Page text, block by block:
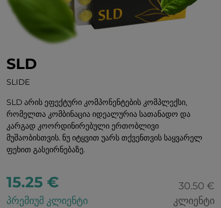
SLD
SLIDE
SLD არის ეფექტური კომპონენტების კომპლექსი,
რომელთა კომბინაცია იდეალურია სათანადო და
კარგად კოორდინირებული ერთობლივი
მუშაობისთვის. ნუ იტყვით უარს თქვენთვის საყვარელ
ფეხით გასეირნებაზე.
15.25 €
პრემიუმ კლიენტი
30.50 €
კლიენტი